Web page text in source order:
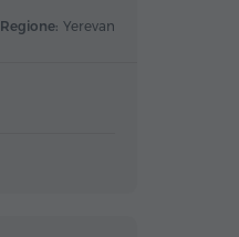
Regione: Yerevan